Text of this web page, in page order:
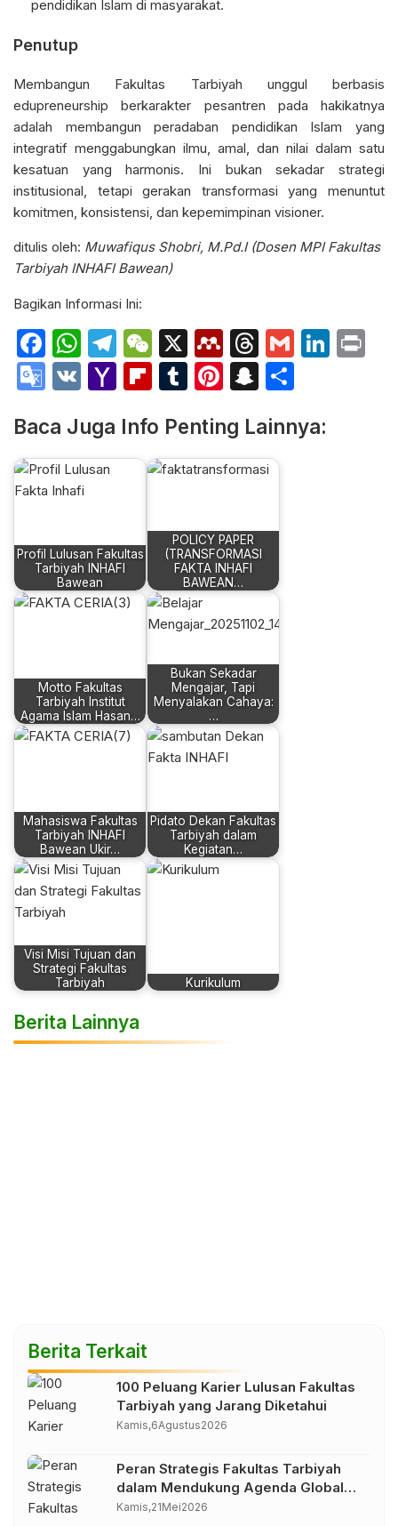
pendidikan Islam di masyarakat.
Penutup
Membangun Fakultas Tarbiyah unggul berbasis
edupreneurship berkarakter pesantren pada hakikatnya
adalah membangun peradaban pendidikan Islam yang
integratif menggabungkan ilmu, amal, dan nilai dalam satu
kesatuan yang harmonis. Ini bukan sekadar strategi
institusional, tetapi gerakan transformasi yang menuntut
komitmen, konsistensi, dan kepemimpinan visioner.
ditulis oleh: Muwafiqus Shobri, M.Pd.I (Dosen MPI Fakultas
Tarbiyah INHAFI Bawean)
Bagikan Informasi Ini:
Facebook
WhatsApp
Telegram
WeChat
X Mendeley
Threads
Gmail
Google
VK Yahoo
Flipboard
Tumblr
Pinterest
Snapchat
Baca Juga Info Penting Lainnya:
Profil Lulusan Fakultas
Tarbiyah INHAFI
Bawean
POLICY PAPER
(TRANSFORMASI
FAKTA INHAFI
BAWEAN…
Motto Fakultas
Tarbiyah Institut
Agama Islam Hasan…
Bukan Sekadar
Mengajar, Tapi
Menyalakan Cahaya:
…
Mahasiswa Fakultas
Tarbiyah INHAFI
Bawean Ukir…
Pidato Dekan Fakultas
Tarbiyah dalam
Kegiatan…
Visi Misi Tujuan dan
Strategi Fakultas
Tarbiyah
Kurikulum
Berita Lainnya
Berita Terkait
100 Peluang Karier Lulusan Fakultas
Tarbiyah yang Jarang Diketahui
Kamis,6Agustus2026
Peran Strategis Fakultas Tarbiyah
dalam Mendukung Agenda Global
Sustainable Development Goals
Kamis,21Mei2026